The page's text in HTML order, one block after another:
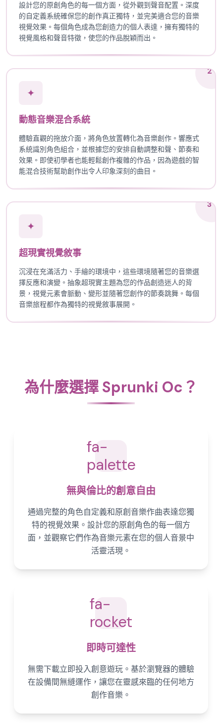
設計您的原創角色的每一個方面，從外觀到聲音配置。深度
的自定義系統確保您的創作真正獨特，並完美適合您的音樂
視覺效果。每個角色成為您創造力的個人表達，擁有獨特的
視覺風格和聲音特徵，使您的作品脫穎而出。
2
✦
動態音樂混合系統
體驗直觀的拖放介面，將角色放置轉化為音樂創作。響應式
系統識別角色組合，並根據您的安排自動調整和聲、節奏和
效果。即使初學者也能輕鬆創作複雜的作品，因為遊戲的智
能混合技術幫助創作出令人印象深刻的曲目。
3
✦
超現實視覺敘事
沉浸在充滿活力、手繪的環境中，這些環境隨著您的音樂選
擇反應和演變。抽象超現實主題為您的作品創造迷人的背
景，視覺元素會脈動、變形並隨著您創作的節奏跳舞。每個
音樂旅程都作為獨特的視覺敘事展開。
為什麼選擇 Sprunki Oc？
fa-
palette
無與倫比的創意自由
通過完整的角色自定義和原創音樂作曲表達您獨
特的視覺效果。設計您的原創角色的每一個方
面，並觀察它們作為音樂元素在您的個人音景中
活靈活現。
fa-
rocket
即時可達性
無需下載立即投入創意遊玩。基於瀏覽器的體驗
在設備間無縫運作，讓您在靈感來臨的任何地方
創作音樂。